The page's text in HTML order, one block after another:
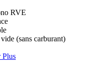
RVE
(sans carburant)
Plus